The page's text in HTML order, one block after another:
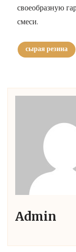
своеобразную
смеси.
сырая резина
Admin